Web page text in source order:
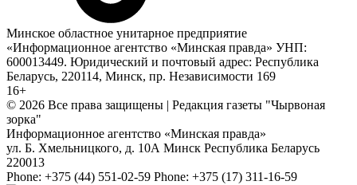
Минское областное унитарное предприятие
«Информационное агентство «Минская правда» УНП:
600013449. Юридический и почтовый адрес: Республика
Беларусь, 220114, Минск, пр. Независимости 169
16+
© 2026 Все права защищены | Редакция газеты "Чырвоная
зорка"
Информационное агентство «Минская правда»
ул. Б. Хмельницкого, д. 10А Минск Республика Беларусь
220013
Phone: +375 (44) 551-02-59 Phone: +375 (17) 311-16-59